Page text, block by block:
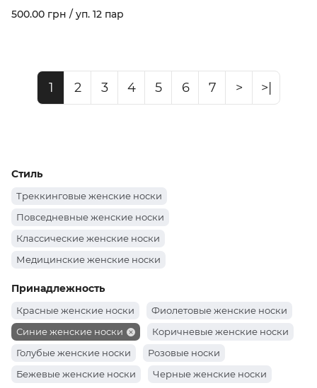
махровые с рисунком
"Зверята" ассорти цветов в
500.00 грн / уп. 12 пар
1 2 3 4 5 6 7 > >|
Стиль
Треккинговые женские носки
Повседневные женские носки
Классические женские носки
Медицинские женские носки
Принадлежность
Красные женские носки
Фиолетовые женские носки
Синие женские носки
Коричневые женские носки
Голубые женские носки
Розовые носки
Бежевые женские носки
Черные женские носки